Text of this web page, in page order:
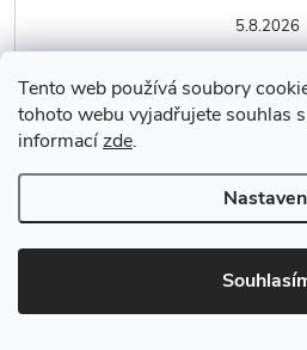
Tento web používá soubory
tohoto webu vyjadřujete souhlas
informacízde.
5.8.2026
BLOG
LAMINACE ŘAS V
4.8.2026